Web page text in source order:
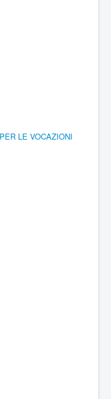
LE VOCAZIONI